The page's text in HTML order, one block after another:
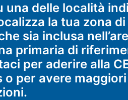
una delle località
la tua zona
sia inclusa
primaria di
per aderire alla
o per avere maggiori